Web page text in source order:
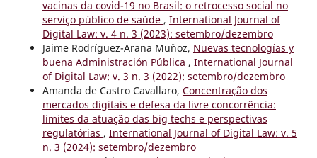
vacinas da covid-19 no Brasil: o retrocesso social no
serviço público de saúde , International Journal of
Digital Law: v. 4 n. 3 (2023): setembro/dezembro
Jaime Rodríguez-Arana Muñoz, Nuevas tecnologías y
buena Administración Pública , International Journal
of Digital Law: v. 3 n. 3 (2022): setembro/dezembro
Amanda de Castro Cavallaro, Concentração dos
mercados digitais e defesa da livre concorrência:
limites da atuação das big techs e perspectivas
regulatórias , International Journal of Digital Law: v. 5
n. 3 (2024): setembro/dezembro